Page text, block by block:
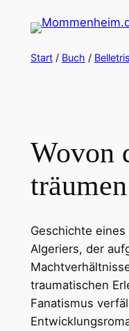
Inhalt
springen
Start/ Buch /
Wovon
träumen
Geschichte
Algeriers, der
traumatischen
Fanatismus